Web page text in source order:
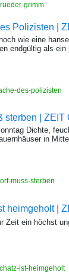
grimm
Polizisten |
wie eine
endgültig als
des-polizisten
sterben | ZEIT
Dichte,
in
muss-sterben
heimgeholt |
Zeit ein höchst
ist-heimgeholt